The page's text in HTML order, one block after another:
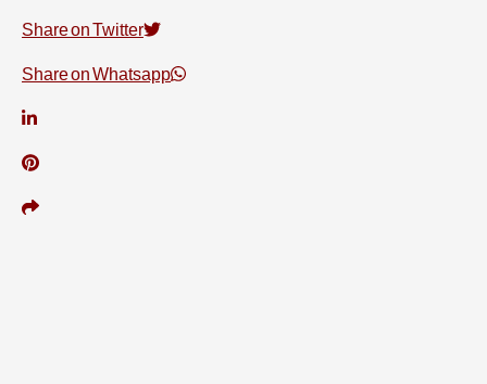
Share on Twitter
Share on Whatsapp